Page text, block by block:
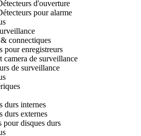
d'ouverture
pour alarme
connectiques
pour enregistreurs
camera de surveillance
de surveillance
durs internes
durs externes
pour disques durs